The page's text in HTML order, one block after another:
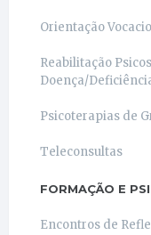
Orientação
Reabilitação
Doença/
Psicoterapias de
Teleconsultas
FORMAÇÃO E
Encontros de